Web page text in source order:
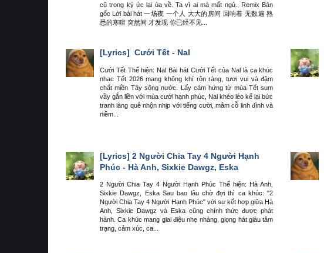
cũ trong ký ức lại ùa về. Ta vì ai mà mất ngủ.. Remix Bản
gốc Lời bài hát 一场夜 一个人 大大的房间 回响着 无数遍 熟
悉的寒暄 突然间 才发现 你已经不见...
[Lyrics] Cưới Tết - Nal
Cưới Tết Thể hiện: Nal Bài hát Cưới Tết của Nal là ca khúc
nhạc Tết 2026 mang không khí rộn ràng, tươi vui và đậm
chất miền Tây sông nước. Lấy cảm hứng từ mùa Tết sum
vầy gắn liền với mùa cưới hạnh phúc, Nal khéo léo kể lại bức
tranh làng quê nhộn nhịp với tiếng cười, mâm cỗ linh đình và
niềm...
[Lyrics] 2 Người Chia Tay 4 Người Hạnh
Phúc - Hà Anh, Sixkie Dawgz, Eska
2 Người Chia Tay 4 Người Hạnh Phúc Thể hiện: Hà Anh,
Sixkie Dawgz, Eska Sau bao lâu chờ đợi thì ca khúc: "2
Người Chia Tay 4 Người Hạnh Phúc" với sự kết hợp giữa Hà
Anh, Sixkie Dawgz và Eska cũng chính thức được phát
hành. Ca khúc mang giai điệu nhẹ nhàng, giọng hát giàu tâm
trạng, cảm xúc, ca...